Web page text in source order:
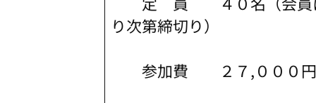
り次第締切り）
参加費 ２７,０００円（